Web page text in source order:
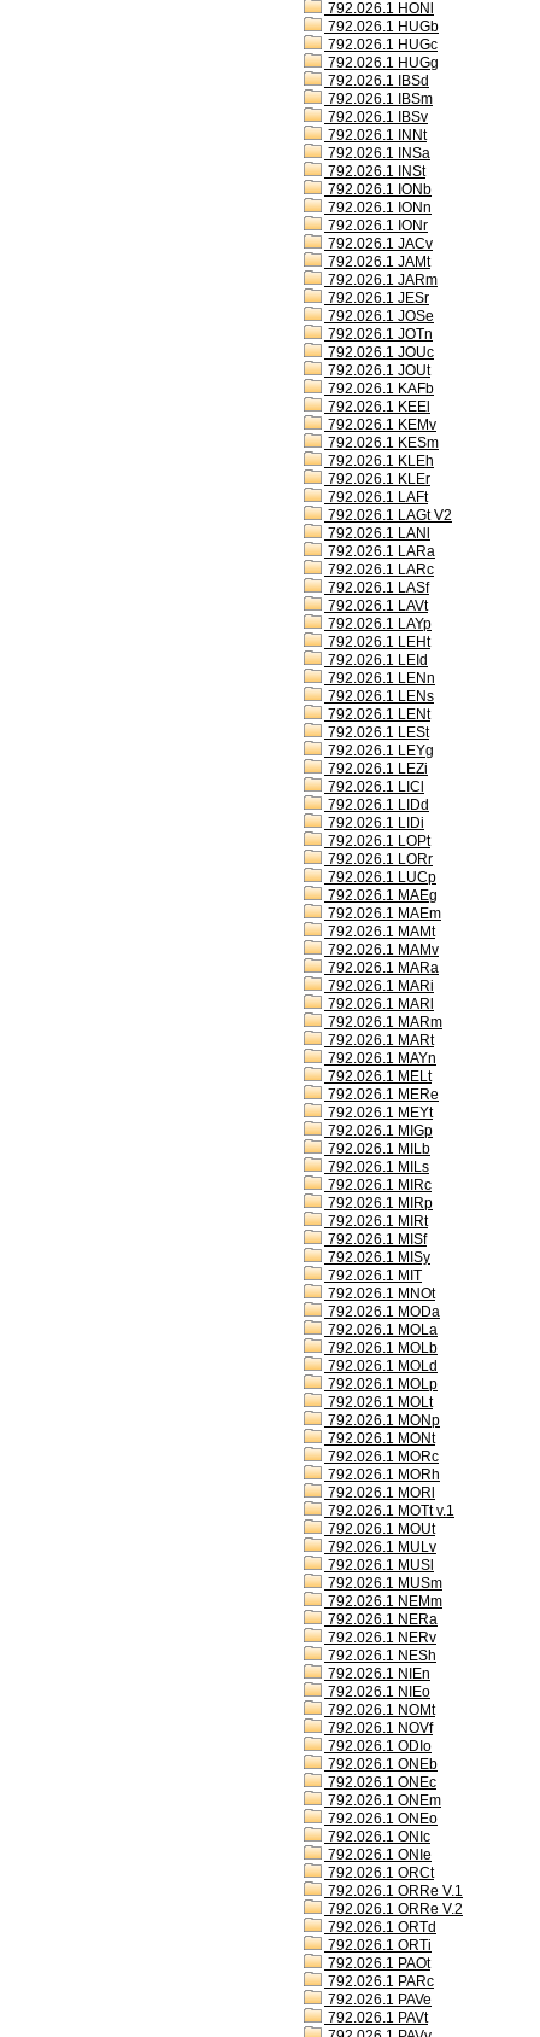
792.026.1 HONl
792.026.1 HUGb
792.026.1 HUGc
792.026.1 HUGg
792.026.1 IBSd
792.026.1 IBSm
792.026.1 IBSv
792.026.1 INNt
792.026.1 INSa
792.026.1 INSt
792.026.1 IONb
792.026.1 IONn
792.026.1 IONr
792.026.1 JACv
792.026.1 JAMt
792.026.1 JARm
792.026.1 JESr
792.026.1 JOSe
792.026.1 JOTn
792.026.1 JOUc
792.026.1 JOUt
792.026.1 KAFb
792.026.1 KEEl
792.026.1 KEMv
792.026.1 KESm
792.026.1 KLEh
792.026.1 KLEr
792.026.1 LAFt
792.026.1 LAGt V2
792.026.1 LANl
792.026.1 LARa
792.026.1 LARc
792.026.1 LASf
792.026.1 LAVt
792.026.1 LAYp
792.026.1 LEHt
792.026.1 LEId
792.026.1 LENn
792.026.1 LENs
792.026.1 LENt
792.026.1 LESt
792.026.1 LEYg
792.026.1 LEZi
792.026.1 LICl
792.026.1 LIDd
792.026.1 LIDi
792.026.1 LOPt
792.026.1 LORr
792.026.1 LUCp
792.026.1 MAEg
792.026.1 MAEm
792.026.1 MAMt
792.026.1 MAMv
792.026.1 MARa
792.026.1 MARi
792.026.1 MARl
792.026.1 MARm
792.026.1 MARt
792.026.1 MAYn
792.026.1 MELt
792.026.1 MERe
792.026.1 MEYt
792.026.1 MIGp
792.026.1 MILb
792.026.1 MILs
792.026.1 MIRc
792.026.1 MIRp
792.026.1 MIRt
792.026.1 MISf
792.026.1 MISy
792.026.1 MIT
792.026.1 MNOt
792.026.1 MODa
792.026.1 MOLa
792.026.1 MOLb
792.026.1 MOLd
792.026.1 MOLp
792.026.1 MOLt
792.026.1 MONp
792.026.1 MONt
792.026.1 MORc
792.026.1 MORh
792.026.1 MORl
792.026.1 MOTt v.1
792.026.1 MOUt
792.026.1 MULv
792.026.1 MUSl
792.026.1 MUSm
792.026.1 NEMm
792.026.1 NERa
792.026.1 NERv
792.026.1 NESh
792.026.1 NIEn
792.026.1 NIEo
792.026.1 NOMt
792.026.1 NOVf
792.026.1 ODIo
792.026.1 ONEb
792.026.1 ONEc
792.026.1 ONEm
792.026.1 ONEo
792.026.1 ONIc
792.026.1 ONIe
792.026.1 ORCt
792.026.1 ORRe V.1
792.026.1 ORRe V.2
792.026.1 ORTd
792.026.1 ORTi
792.026.1 PAOt
792.026.1 PARc
792.026.1 PAVe
792.026.1 PAVt